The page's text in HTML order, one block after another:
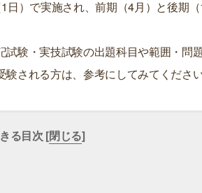
）で実施され、前期（4月）と後期
験・実技試験の出題科目や範囲・問題
される方は、参考にしてみてください
る目次 [閉じる]